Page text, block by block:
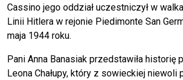
Cassino jego oddział uczestniczył w
Linii Hitlera w rejonie Piedimonte San
maja 1944 roku.
Pani Anna Banasiak przedstawiła historię
Leona Chałupy, który z sowieckiej niewoli